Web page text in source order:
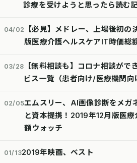
診療を受けようと思ったら読む
04/02
【必見】メドレー、上場後初
版医療介護ヘルスケアIT時価総
03/28
【無料相談も】コロナ相談がで
ビス一覧（患者向け/医療機関向
02/05エムスリー、AI画像診断をメガ
と資本提携！2019年12月版医
額ウォッチ
01/132019年映画、ベスト